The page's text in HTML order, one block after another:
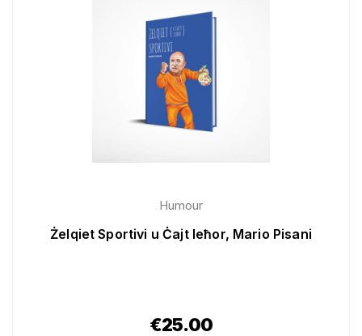
Humour
Żelqiet Sportivi u Ċajt Ieħor, Mario Pisani
€25.00